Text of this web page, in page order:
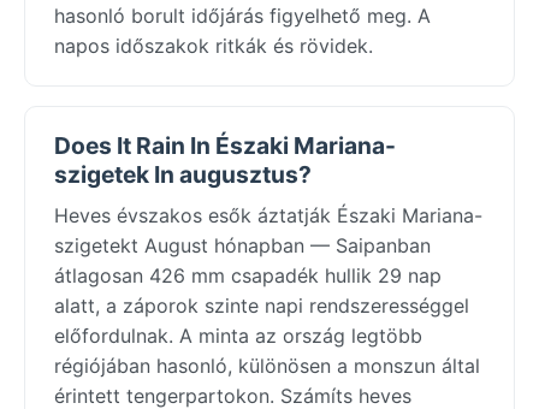
hasonló borult időjárás figyelhető meg. A
napos időszakok ritkák és rövidek.
Does It Rain In Északi Mariana-
szigetek In augusztus?
Heves évszakos esők áztatják Északi Mariana-
szigetekt August hónapban — Saipanban
átlagosan 426 mm csapadék hullik 29 nap
alatt, a záporok szinte napi rendszerességgel
előfordulnak. A minta az ország legtöbb
régiójában hasonló, különösen a monszun által
érintett tengerpartokon. Számíts heves